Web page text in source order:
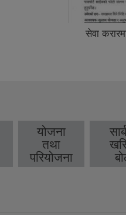
सेवा
योजना
तथा
परियोजना